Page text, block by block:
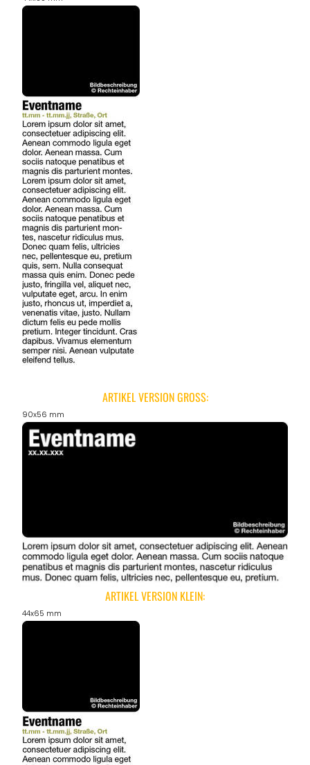
REISEFÜHRER
REISEMAGAZINE
ARTIKEL VERSION GROSS:
90x56 mm
ARTIKEL VERSION KLEIN:
44x65 mm